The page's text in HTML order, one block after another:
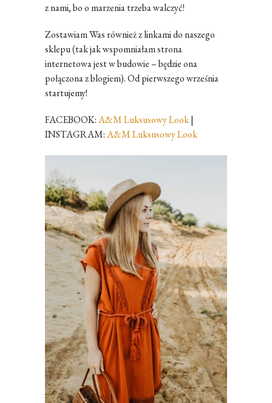
z nami, bo o marzenia trzeba walczyć!
Zostawiam Was również z linkami do naszego
sklepu (tak jak wspomniałam strona
internetowa jest w budowie – będzie ona
połączona z blogiem). Od pierwszego września
startujemy!
FACEBOOK:A&M Luksusowy Look|
INSTAGRAM:A&M Luksusowy Look